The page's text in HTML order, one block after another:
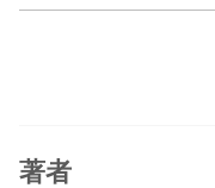
著者